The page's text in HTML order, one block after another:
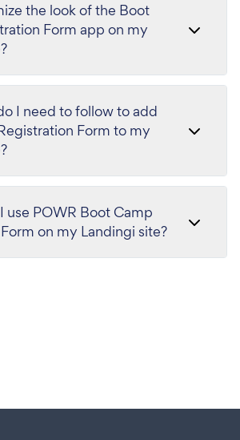
the look of the Boot
Form app on my
I need to follow to add
Form to my
use POWR Boot Camp
on my Landingi site?